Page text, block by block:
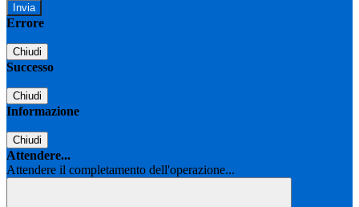
Errore
Chiudi
Successo
Chiudi
Informazione
Chiudi
Attendere...
Attendere il completamento dell'operazione...